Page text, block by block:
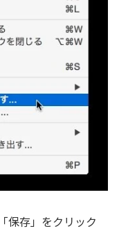
保存」をクリック